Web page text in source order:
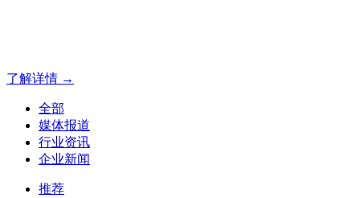
了解详情 →
全部
媒体报道
行业资讯
企业新闻
推荐